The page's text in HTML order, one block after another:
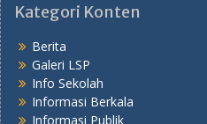
Kategori Konten
Berita
Galeri LSP
Info Sekolah
Informasi Berkala
Informasi Publik